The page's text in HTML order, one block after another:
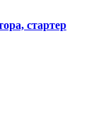
стартер